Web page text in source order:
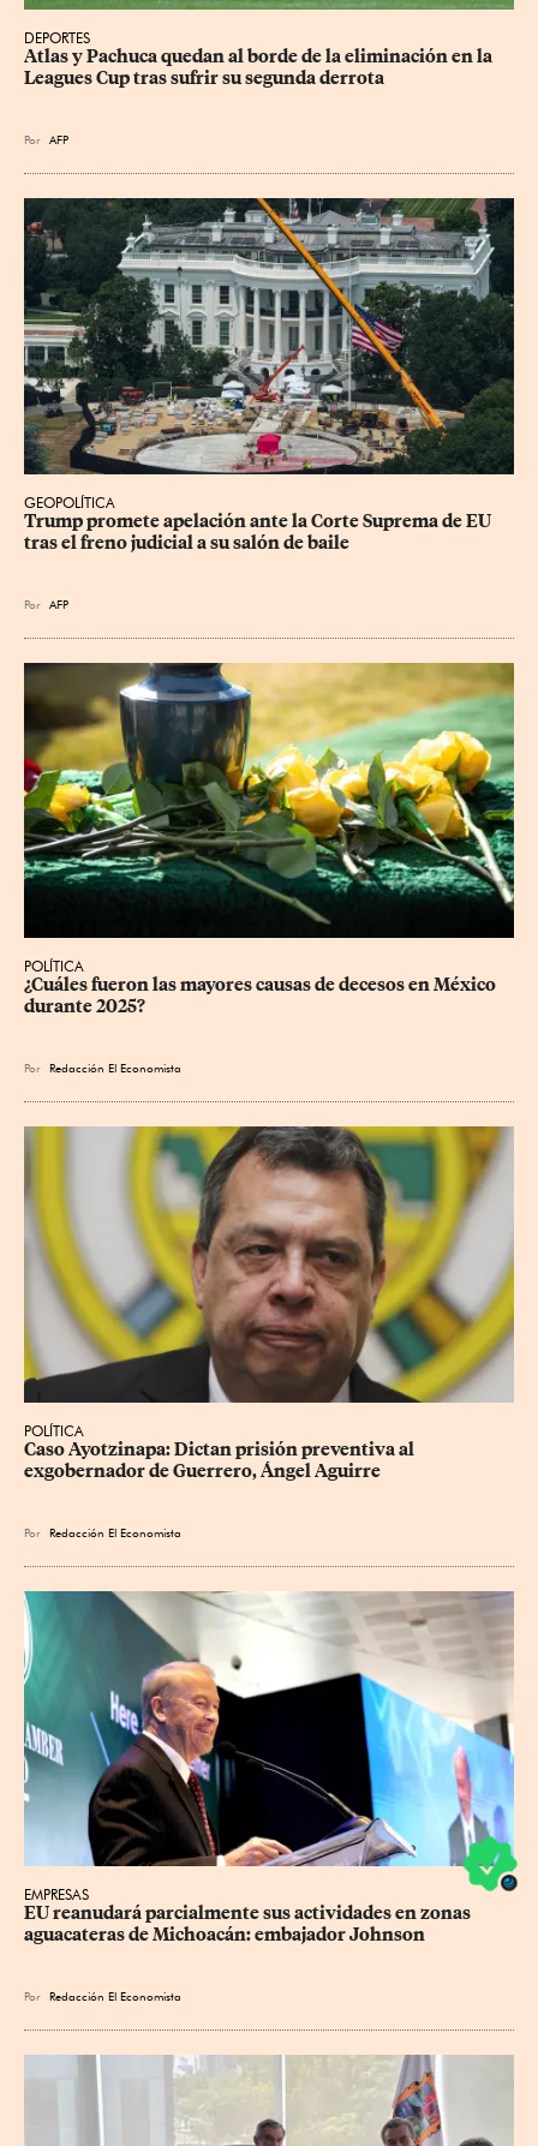
DEPORTES
Atlas y Pachuca quedan al borde de la eliminación en la
Leagues Cup tras sufrir su segunda derrota
Por AFP
GEOPOLÍTICA
Trump promete apelación ante la Corte Suprema de EU
tras el freno judicial a su salón de baile
Por AFP
POLÍTICA
¿Cuáles fueron las mayores causas de decesos en México
durante 2025?
Por Redacción El Economista
POLÍTICA
Caso Ayotzinapa: Dictan prisión preventiva al
exgobernador de Guerrero, Ángel Aguirre
Por Redacción El Economista
EMPRESAS
EU reanudará parcialmente sus actividades en zonas
aguacateras de Michoacán: embajador Johnson
Por Redacción El Economista